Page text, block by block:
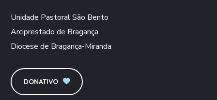
Unidade Pastoral São Bento
Arciprestado de Bragança
Diocese de Bragança-Miranda
DONATIVO